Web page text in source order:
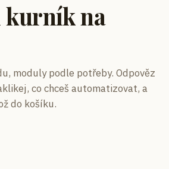
kurník na
moduly podle potřeby. Odpověz
co chceš automatizovat, a
do košíku.